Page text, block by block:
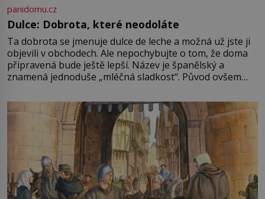
panidomu.cz
Dulce: Dobrota, které neodoláte
Ta dobrota se jmenuje dulce de leche a možná už jste ji
objevili v obchodech. Ale nepochybujte o tom, že doma
připravená bude ještě lepší. Název je španělský a
znamená jednoduše „mléčná sladkost“. Původ ovšem
pře hned několik latinskoamerických zemí a k tomu
Francie, kde se traduje,